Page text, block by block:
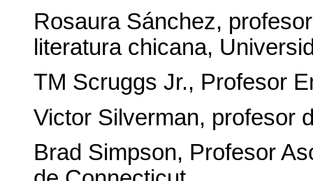
Rosaura Sánchez,
literatura chicana,
TM Scruggs Jr., Profesor
Victor Silverman, profesor
Brad Simpson, Profesor